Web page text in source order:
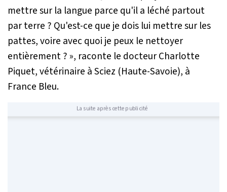
mettre sur la langue parce qu'il a léché partout
par terre ? Qu'est-ce que je dois lui mettre sur les
pattes, voire avec quoi je peux le nettoyer
entièrement ? », raconte le docteur Charlotte
Piquet, vétérinaire à Sciez (Haute-Savoie), à
France Bleu.
La suite après cette publicité